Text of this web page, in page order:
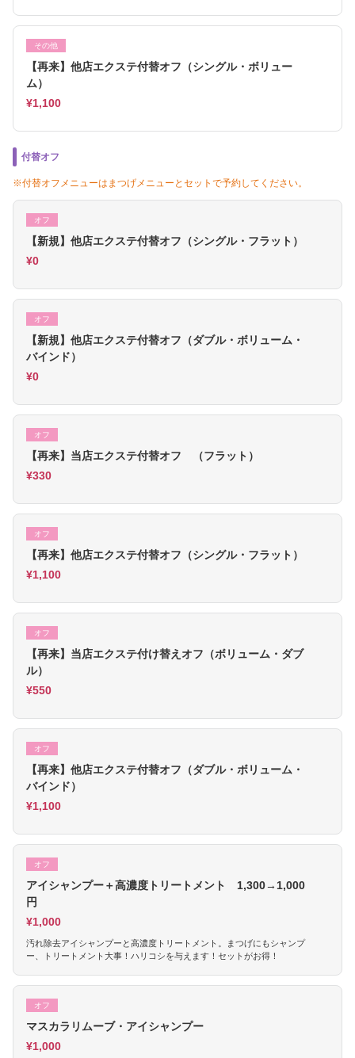
その他
【再来】他店エクステ付替オフ（シングル・ボリュー
ム）
¥1,100
付替オフ
※付替オフメニューはまつげメニューとセットで予約してください。
オフ
【新規】他店エクステ付替オフ（シングル・フラット）
¥0
オフ
【新規】他店エクステ付替オフ（ダブル・ボリューム・
バインド）
¥0
オフ
【再来】当店エクステ付替オフ （フラット）
¥330
オフ
【再来】他店エクステ付替オフ（シングル・フラット）
¥1,100
オフ
【再来】当店エクステ付け替えオフ（ボリューム・ダブ
ル）
¥550
オフ
【再来】他店エクステ付替オフ（ダブル・ボリューム・
バインド）
¥1,100
オフ
アイシャンプー＋高濃度トリートメント 1,300→1,000
円
¥1,000
汚れ除去アイシャンプーと高濃度トリートメント。まつげにもシャンプ
ー、トリートメント大事！ハリコシを与えます！セットがお得！
オフ
マスカラリムーブ・アイシャンプー
¥1,000